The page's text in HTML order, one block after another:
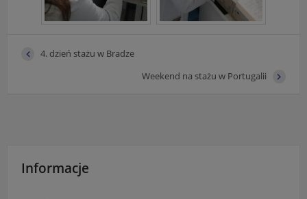
4. dzień stażu w Bradze
Weekend na stażu w Portugalii
Informacje